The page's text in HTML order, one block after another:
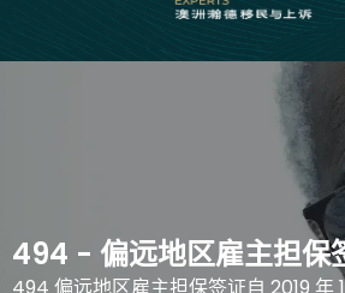
494 - 偏远地区雇主担保